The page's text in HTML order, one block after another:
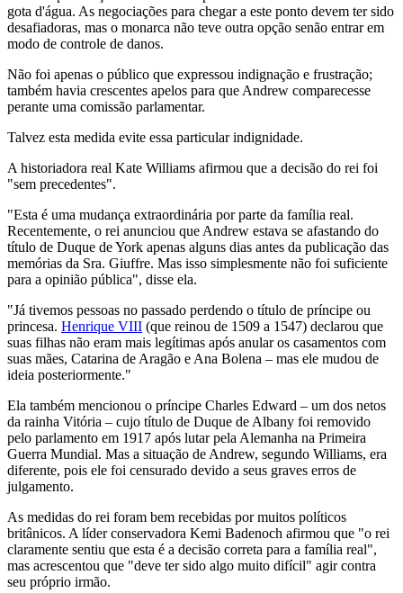
gota d'água. As negociações para chegar a este ponto devem ter sido
desafiadoras, mas o monarca não teve outra opção senão entrar em
modo de controle de danos.
Não foi apenas o público que expressou indignação e frustração;
também havia crescentes apelos para que Andrew comparecesse
perante uma comissão parlamentar.
Talvez esta medida evite essa particular indignidade.
A historiadora real Kate Williams afirmou que a decisão do rei foi
"sem precedentes".
"Esta é uma mudança extraordinária por parte da família real.
Recentemente, o rei anunciou que Andrew estava se afastando do
título de Duque de York apenas alguns dias antes da publicação das
memórias da Sra. Giuffre. Mas isso simplesmente não foi suficiente
para a opinião pública", disse ela.
"Já tivemos pessoas no passado perdendo o título de príncipe ou
princesa. Henrique VIII (que reinou de 1509 a 1547) declarou que
suas filhas não eram mais legítimas após anular os casamentos com
suas mães, Catarina de Aragão e Ana Bolena – mas ele mudou de
ideia posteriormente."
Ela também mencionou o príncipe Charles Edward – um dos netos
da rainha Vitória – cujo título de Duque de Albany foi removido
pelo parlamento em 1917 após lutar pela Alemanha na Primeira
Guerra Mundial. Mas a situação de Andrew, segundo Williams, era
diferente, pois ele foi censurado devido a seus graves erros de
julgamento.
As medidas do rei foram bem recebidas por muitos políticos
britânicos. A líder conservadora Kemi Badenoch afirmou que "o rei
claramente sentiu que esta é a decisão correta para a família real",
mas acrescentou que "deve ter sido algo muito difícil" agir contra
seu próprio irmão.